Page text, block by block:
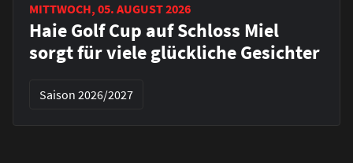
MITTWOCH, 05. AUGUST 2026
Haie Golf Cup auf Schloss Miel
sorgt für viele glückliche Gesichter
Saison 2026/2027